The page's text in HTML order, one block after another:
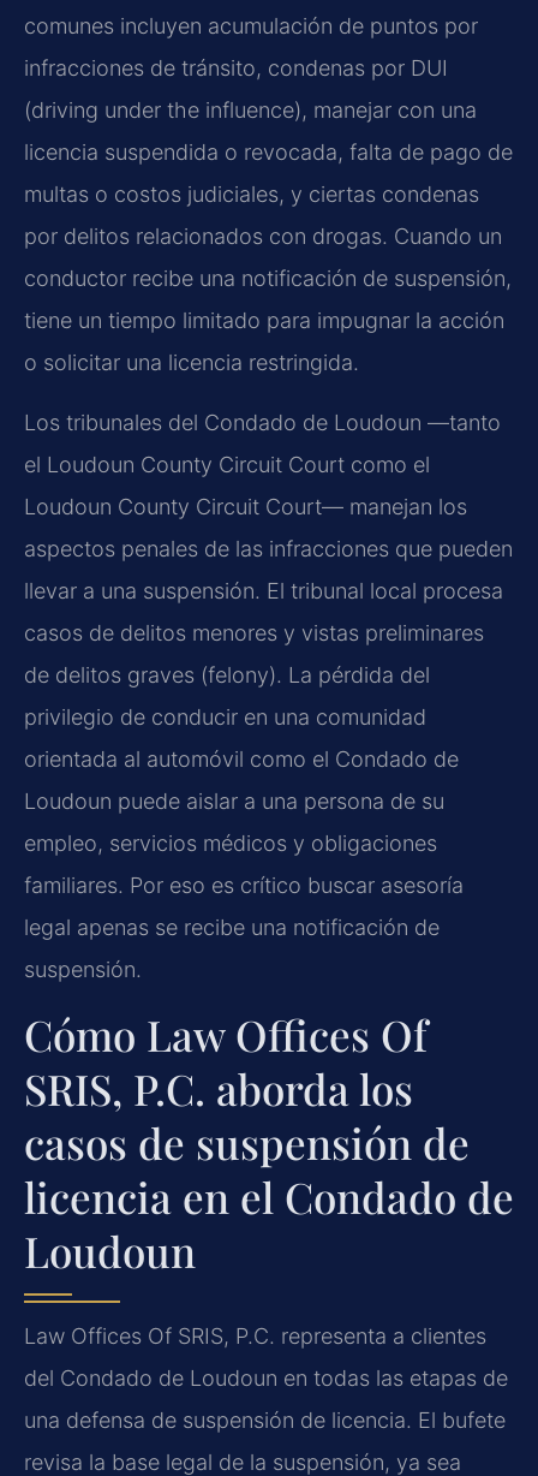
comunes incluyen acumulación de puntos por
infracciones de tránsito, condenas por DUI
(driving under the influence), manejar con una
licencia suspendida o revocada, falta de pago de
multas o costos judiciales, y ciertas condenas
por delitos relacionados con drogas. Cuando un
conductor recibe una notificación de suspensión,
tiene un tiempo limitado para impugnar la acción
o solicitar una licencia restringida.
Los tribunales del Condado de Loudoun —tanto
el Loudoun County Circuit Court como el
Loudoun County Circuit Court— manejan los
aspectos penales de las infracciones que pueden
llevar a una suspensión. El tribunal local procesa
casos de delitos menores y vistas preliminares
de delitos graves (felony). La pérdida del
privilegio de conducir en una comunidad
orientada al automóvil como el Condado de
Loudoun puede aislar a una persona de su
empleo, servicios médicos y obligaciones
familiares. Por eso es crítico buscar asesoría
legal apenas se recibe una notificación de
suspensión.
Cómo Law Offices Of
SRIS, P.C. aborda los
casos de suspensión de
licencia en el Condado de
Loudoun
Law Offices Of SRIS, P.C. representa a clientes
del Condado de Loudoun en todas las etapas de
una defensa de suspensión de licencia. El bufete
revisa la base legal de la suspensión, ya sea